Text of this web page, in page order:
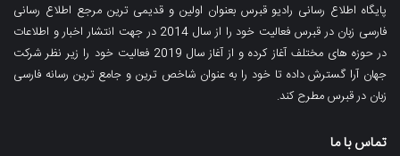
پایگاه اطلاع رسانی رادیو قبرس بعنوان اولین و قدیمی ترین مرجع اطلاع رسانی
فارسی زبان در قبرس فعالیت خود را از سال 2014 در جهت انتشار اخبار و اطلاعات
در حوزه های مختلف آغاز کرده و از آغاز سال 2019 فعالیت خود را زیر نظر شرکت
جهان آرا گسترش داده تا خود را به عنوان شاخص ترین و جامع ترین رسانه فارسی
زبان در قبرس مطرح کند.
تماس با ما